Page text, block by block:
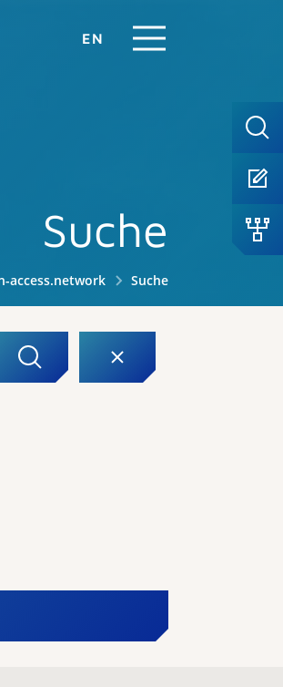
EN
Suche
access.network Suche